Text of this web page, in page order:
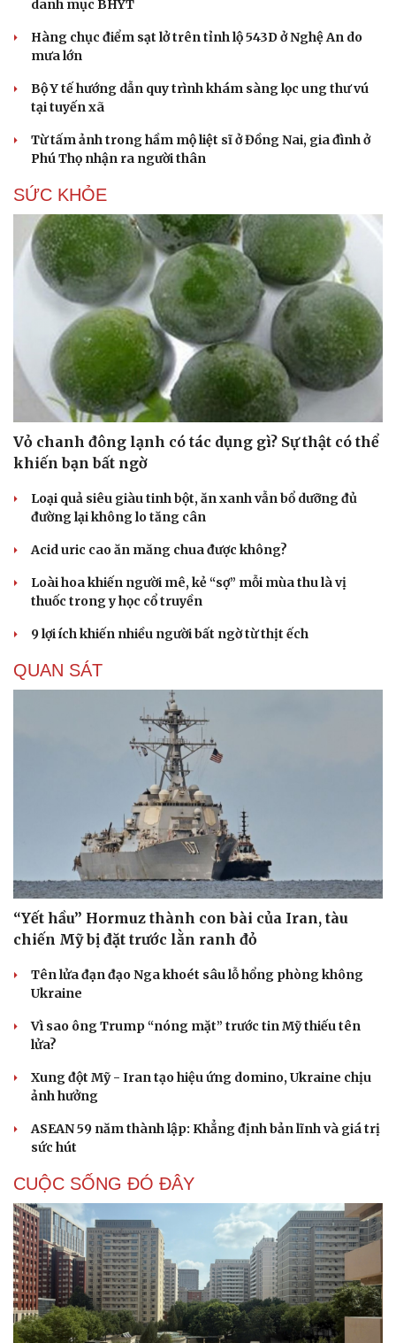
Du lịch
Kể chuyện cho bé
danh mục BHYT
Hàng chục điểm sạt lở trên tỉnh lộ 543D ở Nghệ An do
mưa lớn
Bộ Y tế hướng dẫn quy trình khám sàng lọc ung thư vú
tại tuyến xã
Từ tấm ảnh trong hầm mộ liệt sĩ ở Đồng Nai, gia đình ở
Phú Thọ nhận ra người thân
SỨC KHỎE
Vỏ chanh đông lạnh có tác dụng gì? Sự thật có thể
khiến bạn bất ngờ
Loại quả siêu giàu tinh bột, ăn xanh vẫn bổ dưỡng đủ
đường lại không lo tăng cân
Acid uric cao ăn măng chua được không?
Loài hoa khiến người mê, kẻ “sợ” mỗi mùa thu là vị
thuốc trong y học cổ truyền
9 lợi ích khiến nhiều người bất ngờ từ thịt ếch
QUAN SÁT
“Yết hầu” Hormuz thành con bài của Iran, tàu
chiến Mỹ bị đặt trước lằn ranh đỏ
Tên lửa đạn đạo Nga khoét sâu lỗ hổng phòng không
Ukraine
Vì sao ông Trump “nóng mặt” trước tin Mỹ thiếu tên
lửa?
Xung đột Mỹ - Iran tạo hiệu ứng domino, Ukraine chịu
ảnh hưởng
ASEAN 59 năm thành lập: Khẳng định bản lĩnh và giá trị
sức hút
CUỘC SỐNG ĐÓ ĐÂY